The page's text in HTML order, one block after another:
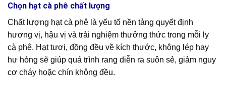
Chọn hạt cà phê chất lượng
Chất lượng hạt cà phê là yếu tố nền tảng quyết định
hương vị, hậu vị và trải nghiệm thưởng thức trong mỗi ly
cà phê. Hạt tươi, đồng đều về kích thước, không lép hay
hư hỏng sẽ giúp quá trình rang diễn ra suôn sẻ, giảm nguy
cơ cháy hoặc chín không đều.